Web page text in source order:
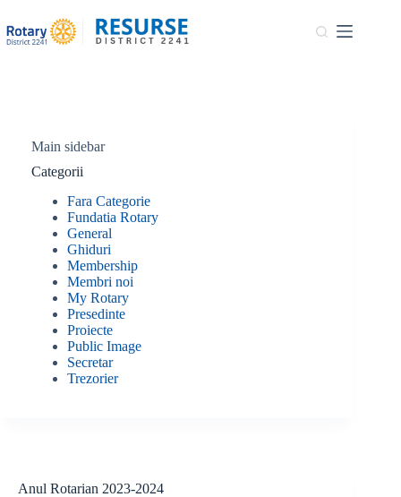
la
conținut
Anul Rotarian 2023-2024
Main sidebar
Categorii
Fara Categorie
Fundatia Rotary
General
Ghiduri
Membership
Membri noi
My Rotary
Presedinte
Proiecte
Public Image
Secretar
Trezorier